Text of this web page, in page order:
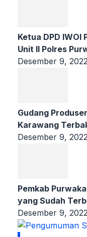
Ketua DPD
Unit II Polres
Desember 9,
Gudang
Karawang
Desember 9,
Pemkab
yang Sudah
Desember 9,